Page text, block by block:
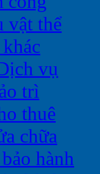
vật thể
vụ
trì
thuê
chữa
hành